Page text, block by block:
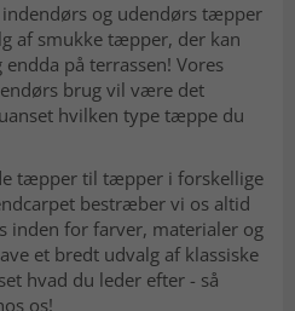
og udendørs tæpper
af smukke tæpper, der kan
på terrassen! Vores
brug vil være det
hvilken type tæppe du
tæpper til tæpper i forskellige
bestræber vi os altid
inden for farver, materialer og
et bredt udvalg af klassiske
hvad du leder efter - så
os!